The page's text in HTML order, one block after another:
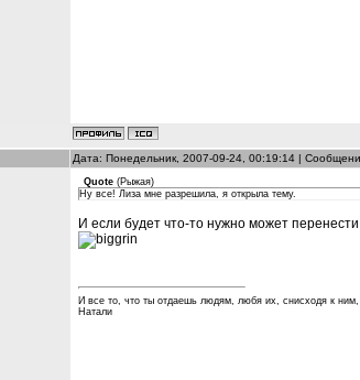
Дата: Понедельник, 2007-09-24, 00:19:14 |
Quote (Рыжая)
Ну все! Лиза мне разрешила, я открыла тему.
И если будет что-то нужно может
И все то, что ты отдаешь людям, любя их, снисходя к
Натали